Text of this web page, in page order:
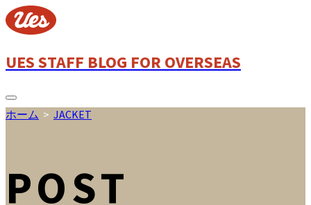
コ
ン
ン
ツ
ス
キ
UES STAFF BLOG FOR OVERSEAS
検
索
ホーム > JACKET
POST